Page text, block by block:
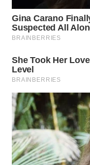
WN
SEMARANG
WN
BOROBUDUR
WN
MADURA
WN